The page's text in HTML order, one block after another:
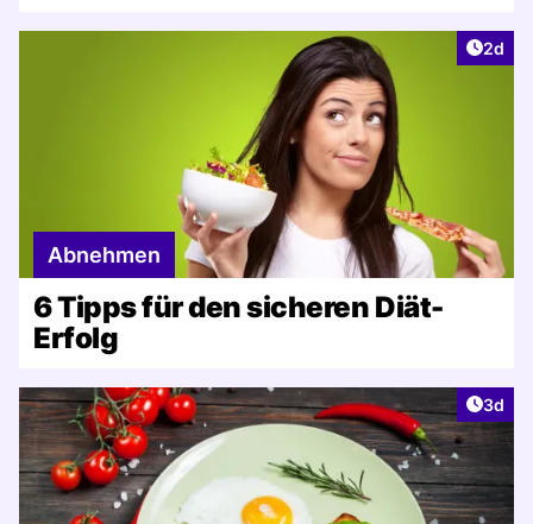
2d
Abnehmen
6 Tipps für den sicheren Diät-
Erfolg
3d